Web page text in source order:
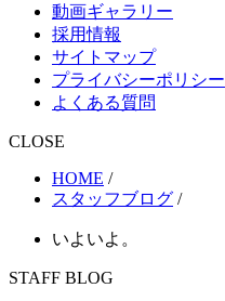
動画ギャラリー
採用情報
サイトマップ
プライバシーポリシー
よくある質問
CLOSE
HOME /
スタッフブログ /
いよいよ。
STAFF BLOG